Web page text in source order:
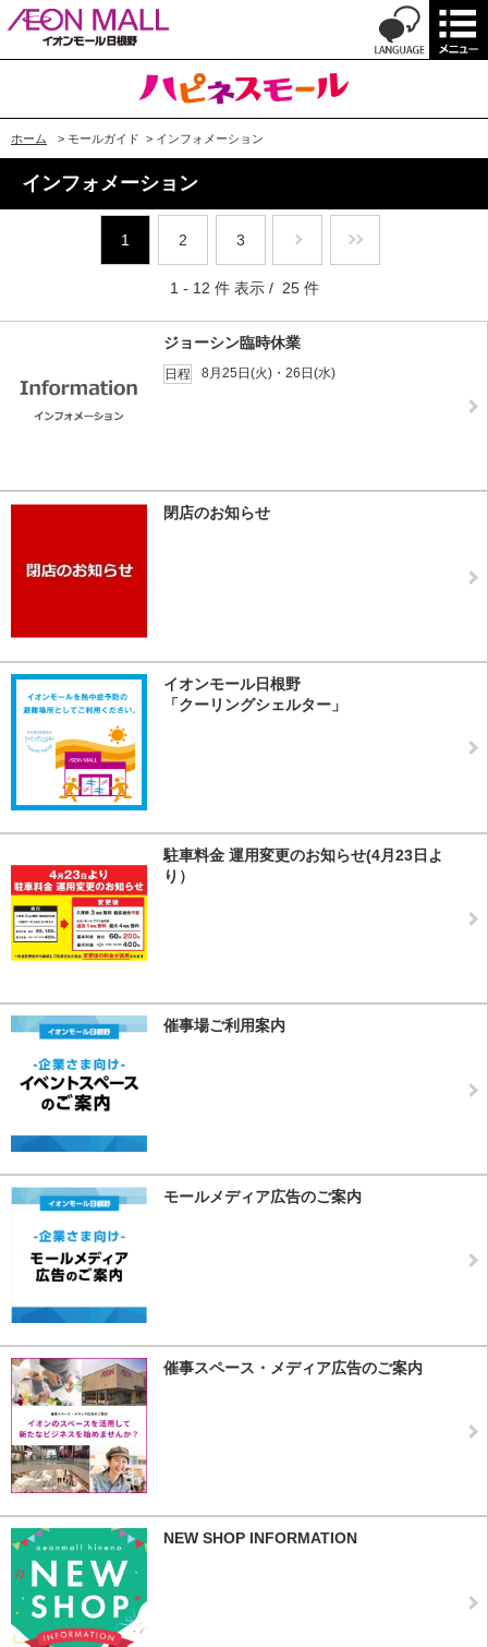
ホーム > モールガイド > インフォメーション
インフォメーション
1 2 3
1 - 12 件 表示 / 25 件
ジョーシン臨時休業
日程 8月25日(火)・26日(水)
閉店のお知らせ
イオンモール日根野
「クーリングシェルター」
駐車料金 運用変更のお知らせ(4月23日よ
り）
催事場ご利用案内
モールメディア広告のご案内
催事スペース・メディア広告のご案内
NEW SHOP INFORMATION